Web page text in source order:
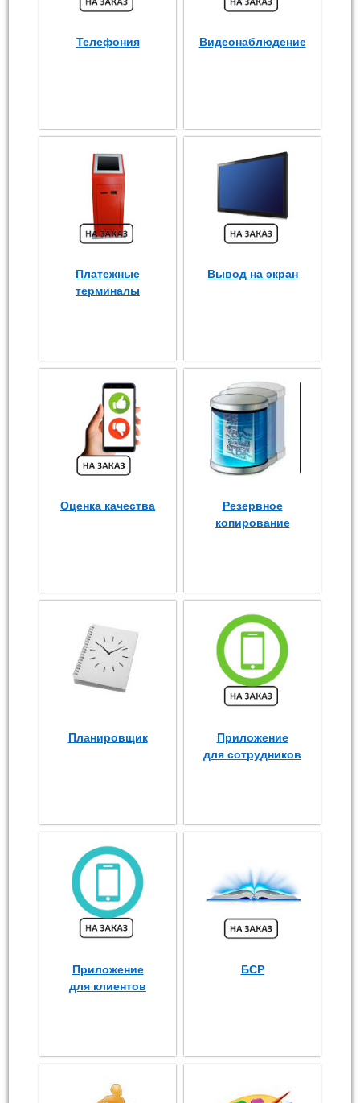
Телефония Видеонаблюдение
Платежные
терминалы
Вывод на экран
Оценка качества
Резервное
копирование
Планировщик
Приложение
для сотрудников
Приложение
для клиентов
БСР